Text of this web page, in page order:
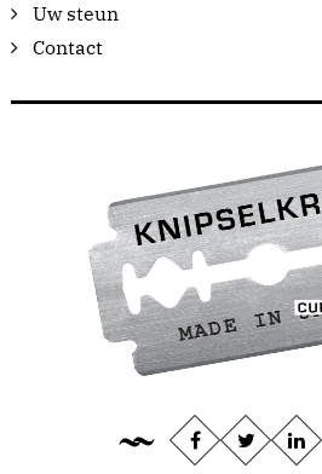
Uw steun
Contact